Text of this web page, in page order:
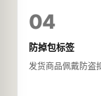
04
防掉包标签
发货商品佩戴防盗